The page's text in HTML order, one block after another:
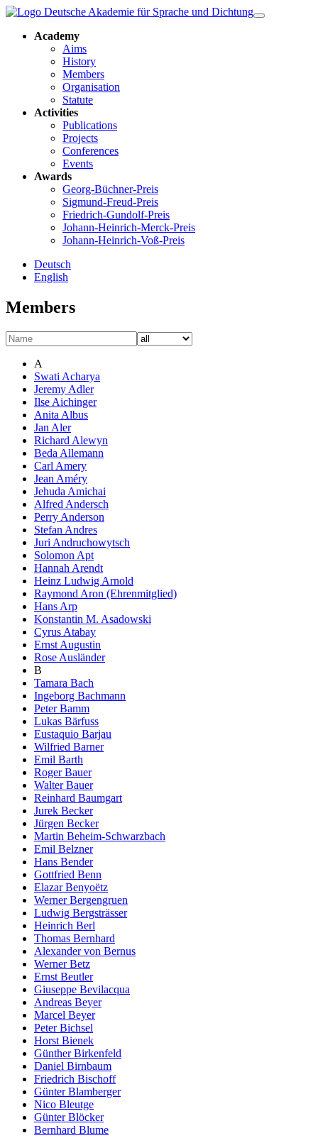
Academy
Aims
History
Members
Organisation
Statute
Activities
Publications
Projects
Conferences
Events
Awards
Georg-Büchner-Preis
Sigmund-Freud-Preis
Friedrich-Gundolf-Preis
Johann-Heinrich-Merck-Preis
Johann-Heinrich-Voß-Preis
Deutsch
English
Members
A
Swati Acharya
Jeremy Adler
Ilse Aichinger
Anita Albus
Jan Aler
Richard Alewyn
Beda Allemann
Carl Amery
Jean Améry
Jehuda Amichai
Alfred Andersch
Perry Anderson
Stefan Andres
Juri Andruchowytsch
Solomon Apt
Hannah Arendt
Heinz Ludwig Arnold
Raymond Aron (Ehrenmitglied)
Hans Arp
Konstantin M. Asadowski
Cyrus Atabay
Ernst Augustin
Rose Ausländer
B
Tamara Bach
Ingeborg Bachmann
Peter Bamm
Lukas Bärfuss
Eustaquio Barjau
Wilfried Barner
Emil Barth
Roger Bauer
Walter Bauer
Reinhard Baumgart
Jurek Becker
Jürgen Becker
Martin Beheim-Schwarzbach
Emil Belzner
Hans Bender
Gottfried Benn
Elazar Benyoëtz
Werner Bergengruen
Ludwig Bergsträsser
Heinrich Berl
Thomas Bernhard
Alexander von Bernus
Werner Betz
Ernst Beutler
Giuseppe Bevilacqua
Andreas Beyer
Marcel Beyer
Peter Bichsel
Horst Bienek
Günther Birkenfeld
Daniel Birnbaum
Friedrich Bischoff
Günter Blamberger
Nico Bleutge
Günter Blöcker
Bernhard Blume